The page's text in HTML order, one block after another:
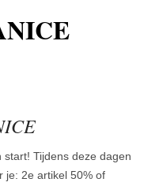
Tijdens deze dagen
je: 2e artikel 50% of